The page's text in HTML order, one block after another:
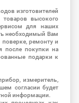
изготовителей
высокого
для наших
необходимый Вам
ремонту и
после покупки на
подарки к
измеритель,
согласии будет
информации.